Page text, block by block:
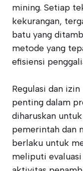
mining. Setiap
kekurangan,
batu yang
metode yang
efisiensi
Regulasi dan
penting dalam
diharuskan
pemerintah dan
berlaku untuk
meliputi